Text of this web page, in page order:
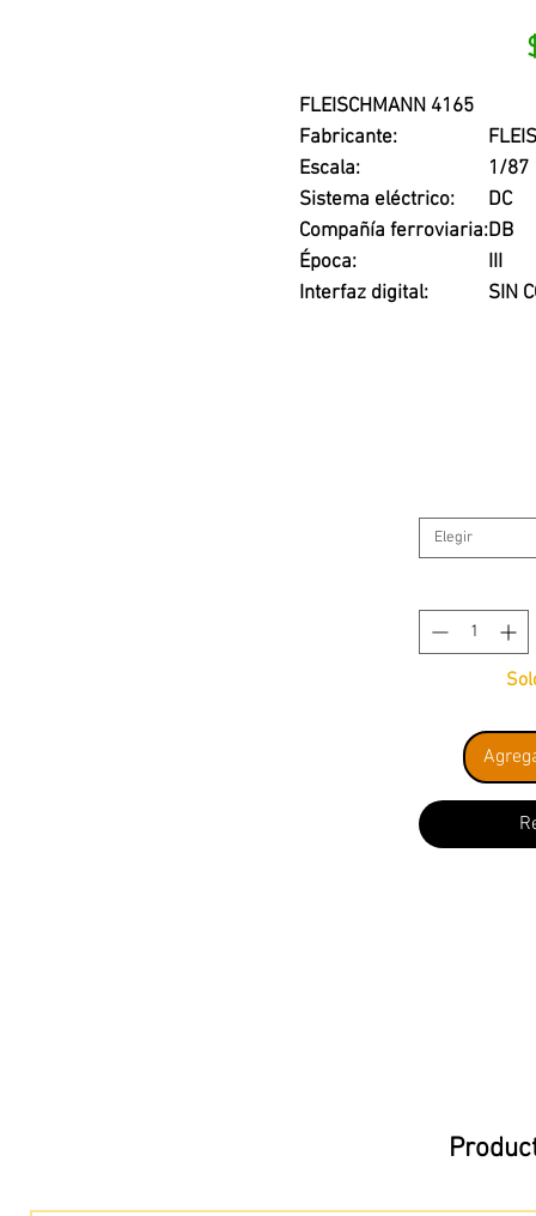
FLEISCHMANN 4165
Fabricante:
Escala:
1/87
Sistema eléctrico:
DC
Compañía ferroviaria:DB
Época:
III
Interfaz digital:
SIN
Bundesbahn (DB). Época III.
gracias a su motor
Si bien no posee
Elegir